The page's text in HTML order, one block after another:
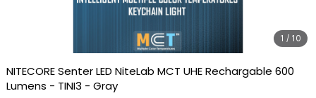
1 / 10
NITECORE Senter LED NiteLab MCT UHE Rechargable 600
Lumens - TINI3 - Gray